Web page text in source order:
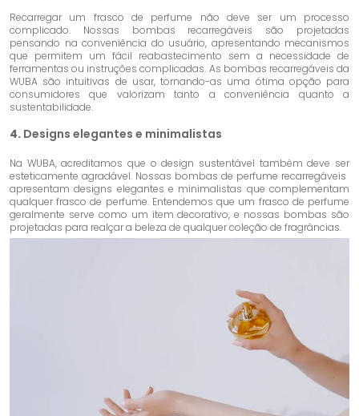
Recarregar um frasco de perfume não deve ser um processo
complicado. Nossas bombas recarregáveis ​​são projetadas
pensando na conveniência do usuário, apresentando mecanismos
que permitem um fácil reabastecimento sem a necessidade de
ferramentas ou instruções complicadas. As bombas recarregáveis ​​da
WUBA são intuitivas de usar, tornando-as uma ótima opção para
consumidores que valorizam tanto a conveniência quanto a
sustentabilidade.
4. Designs elegantes e minimalistas
Na WUBA, acreditamos que o design sustentável também deve ser
esteticamente agradável. Nossas bombas de perfume recarregáveis ​​
apresentam designs elegantes e minimalistas que complementam
qualquer frasco de perfume. Entendemos que um frasco de perfume
geralmente serve como um item decorativo, e nossas bombas são
projetadas para realçar a beleza de qualquer coleção de fragrâncias.